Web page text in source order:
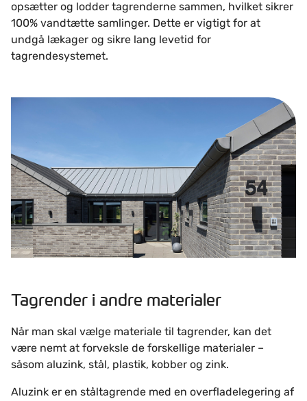
opsætter og lodder tagrenderne sammen, hvilket sikrer
100% vandtætte samlinger. Dette er vigtigt for at
undgå lækager og sikre lang levetid for
tagrendesystemet.
Tagrender i andre materialer
Når man skal vælge materiale til tagrender, kan det
være nemt at forveksle de forskellige materialer –
såsom aluzink, stål, plastik, kobber og zink.
Aluzink er en ståltagrende med en overfladelegering af